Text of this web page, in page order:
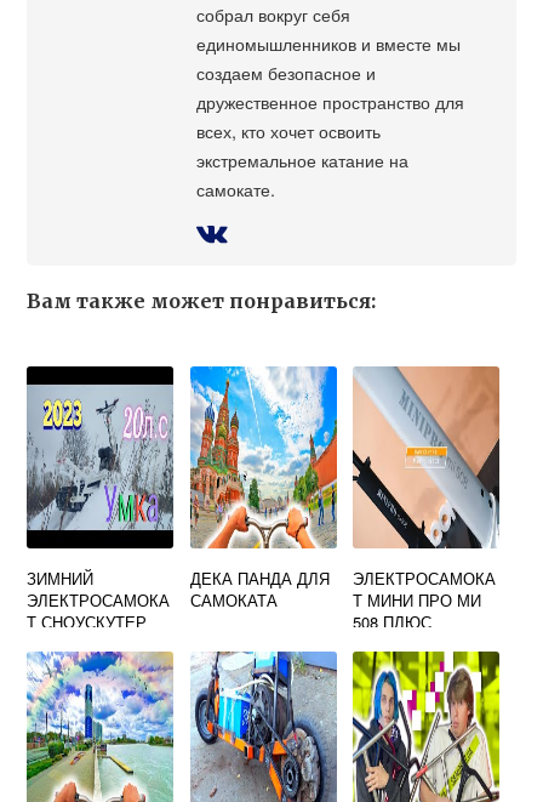
собрал вокруг себя
единомышленников и вместе мы
создаем безопасное и
дружественное пространство для
всех, кто хочет освоить
экстремальное катание на
самокате.
Вам также может понравиться:
ЗИМНИЙ
ЭЛЕКТРОСАМОКА
Т СНОУСКУТЕР
ДЕКА ПАНДА ДЛЯ
САМОКАТА
ЭЛЕКТРОСАМОКА
Т МИНИ ПРО МИ
508 ПЛЮС